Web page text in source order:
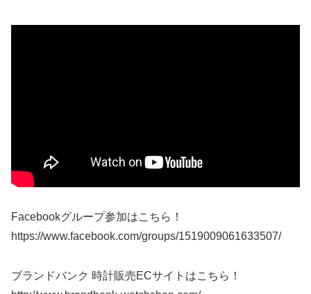
Facebookグループ参加はこちら！
https://www.facebook.com/groups/1519009061633507/
ブランドバンク 時計販売ECサイトはこちら！